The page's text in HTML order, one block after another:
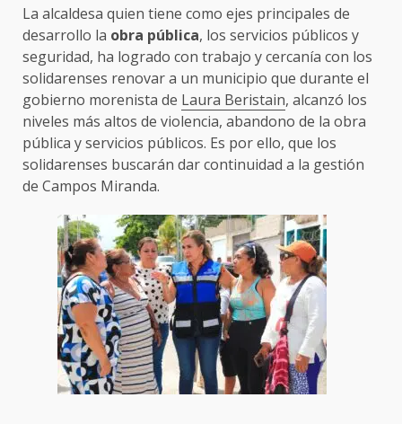
La alcaldesa quien tiene como ejes principales de
desarrollo la obra pública, los servicios públicos y
seguridad, ha logrado con trabajo y cercanía con los
solidarenses renovar a un municipio que durante el
gobierno morenista de Laura Beristain, alcanzó los
niveles más altos de violencia, abandono de la obra
pública y servicios públicos. Es por ello, que los
solidarenses buscarán dar continuidad a la gestión
de Campos Miranda.